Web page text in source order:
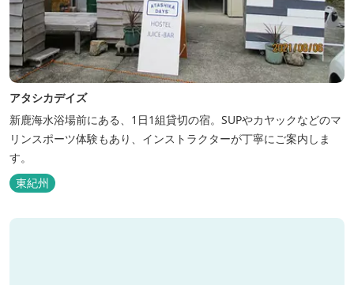
アタシカデイズ
新鹿海水浴場前にある、1日1組貸切の宿。SUPやカヤックなどのマ
リンスポーツ体験もあり、インストラクターが丁寧にご案内しま
す。
東紀州